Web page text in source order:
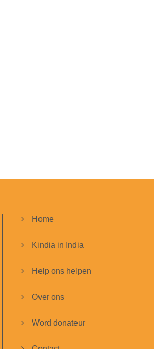
Home
Kindia in India
Help ons helpen
Over ons
Word donateur